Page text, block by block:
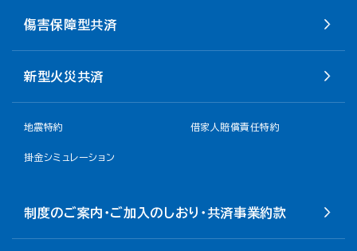
傷害保障型共済
新型火災共済
地震特約 借家人賠償責任特約
掛金シミュレーション
制度のご案内・ご加入のしおり・共済事業約款